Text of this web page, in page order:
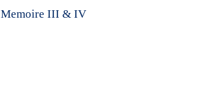
Memoire III & IV